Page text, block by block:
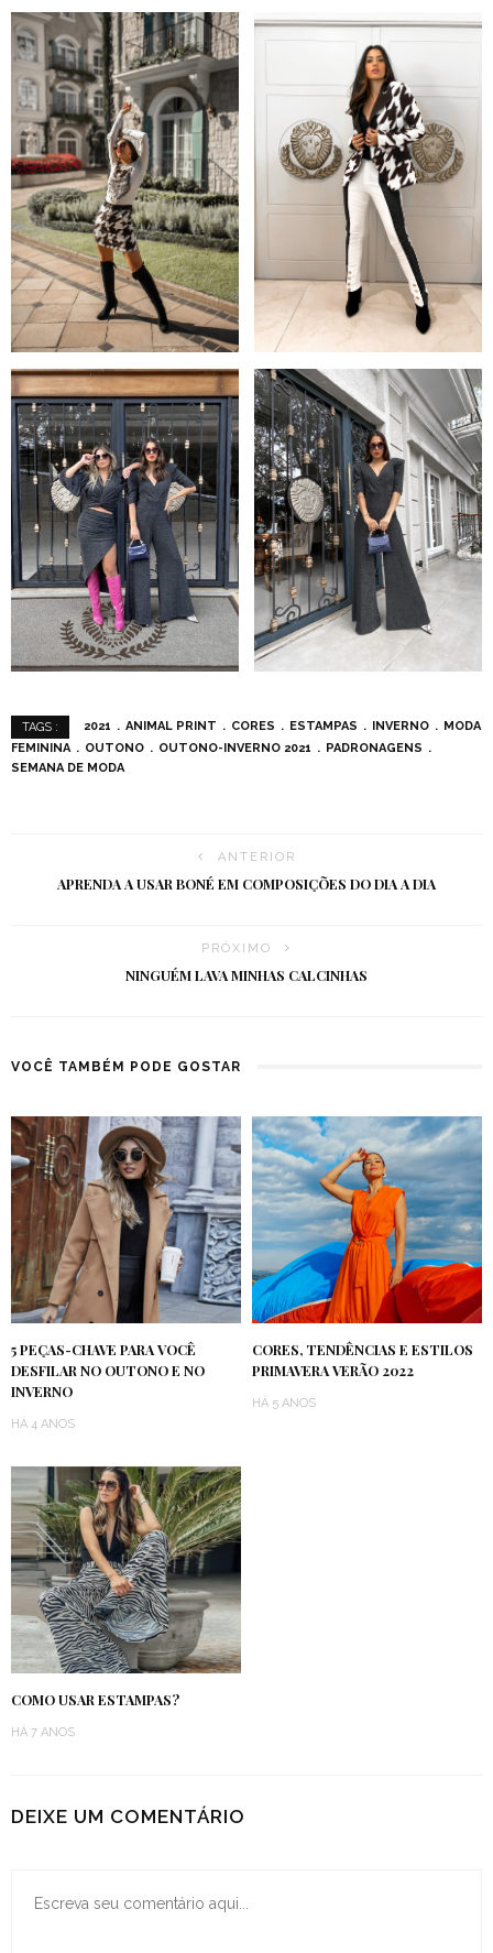
TAGS : 2021 ANIMAL PRINT CORES ESTAMPAS INVERNO
MODA
FEMININA
OUTONO OUTONO-INVERNO 2021
PADRONAGENS
SEMANA DE MODA
ANTERIOR
APRENDA A USAR BONÉ EM COMPOSIÇÕES DO DIA A DIA
PRÓXIMO
NINGUÉM LAVA MINHAS CALCINHAS
VOCÊ TAMBÉM PODE GOSTAR
5 PEÇAS-CHAVE PARA VOCÊ
DESFILAR NO OUTONO E NO
INVERNO
HÁ 4 ANOS
CORES, TENDÊNCIAS E ESTILOS
PRIMAVERA VERÃO 2022
HÁ 5 ANOS
COMO USAR ESTAMPAS?
HÁ 7 ANOS
DEIXE UM COMENTÁRIO